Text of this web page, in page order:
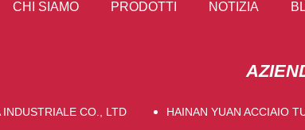
CHI SIAMO PRODOTTI NOTIZIA
CO., LTD HAINAN YUAN ACCIAIO